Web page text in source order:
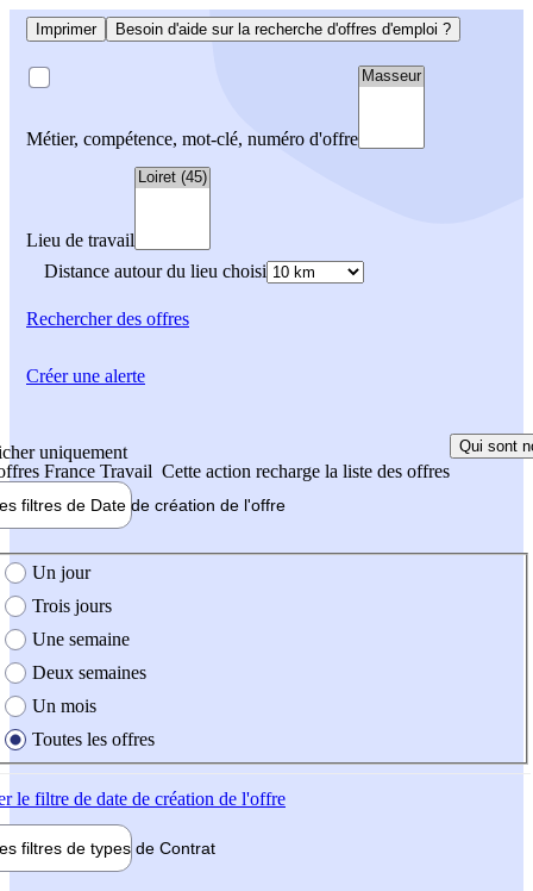
Imprimer Besoin d'aide sur la recherche d'offres d'emploi ?
Métier, compétence, mot-clé, numéro d'offre
Lieu de travail
Distance autour du lieu choisi
Rechercherdes offres
uniquement
France Travail Cette action recharge la liste des offres
Qui sont
filtres de Date de création de l'offre
création de l'offre
Un jour
Trois jours
Une semaine
Deux semaines
Un mois
Toutes les offres
le filtre de date de création de l'offre
filtres de types de Contrat
Créer une alerte